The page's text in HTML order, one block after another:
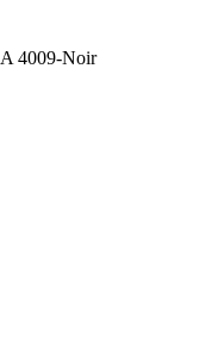
4009-Noir